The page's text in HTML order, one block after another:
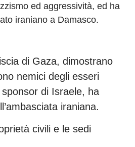
ed aggressività, ed ha
iraniano a Damasco.
di Gaza, dimostrano
nemici degli esseri
di Israele, ha
iraniana.
civili e le sedi